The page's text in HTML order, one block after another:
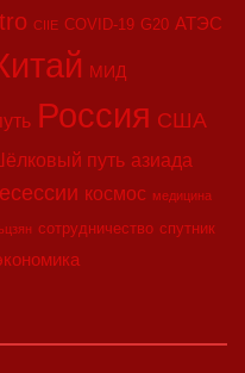
CIIE COVID-19 G20 АТЭС
МИД
Россия США
путь азиада
космос медицина
сотрудничество спутник